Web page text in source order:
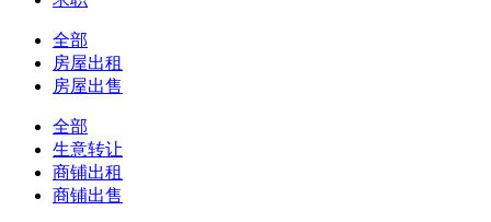
全部
房屋出租
房屋出售
全部
生意转让
商铺出租
商铺出售